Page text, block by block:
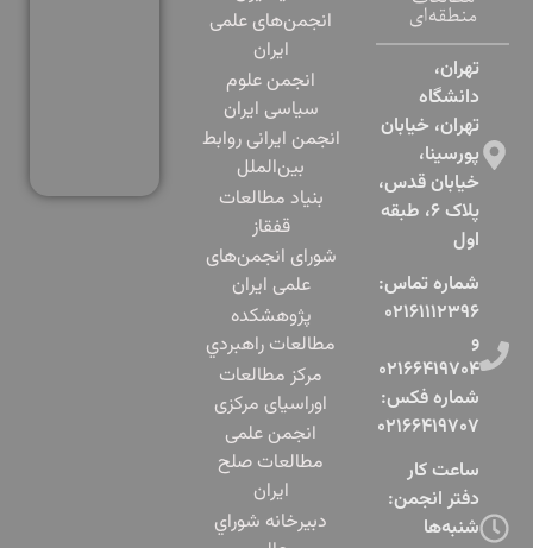
منطقه‌ای
تهران،
دانشگاه
تهران، خیابان
پورسینا،
خیابان قدس،
پلاک ۶، طبقه
اول​
شماره تماس:
۰۲۱۶۱۱۱۲۳۹۶
و
۰۲۱۶۶۴۱۹۷۰۴
شماره فکس:
۰۲۱۶۶۴۱۹۷۰۷
ساعت کار
دفتر انجمن:
شنبه‌ها
انجمن‌های علمی
ایران
انجمن علوم
سیاسی ایران
انجمن ایرانی روابط
بین‌الملل
بنياد مطالعات
قفقاز
شورای انجمن‌های
علمی ایران
پژوهشكده
مطالعات راهبردي
مرکز مطالعات
اوراسیای مرکزی
انجمن علمی
مطالعات صلح
ایران
دبيرخانه شوراي